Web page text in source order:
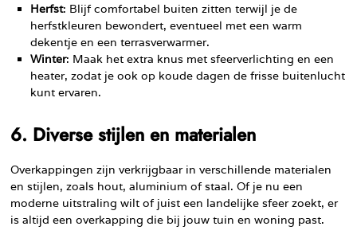
Herfst: Blijf comfortabel buiten zitten terwijl je de
herfstkleuren bewondert, eventueel met een warm
dekentje en een terrasverwarmer.
Winter: Maak het extra knus met sfeerverlichting en een
heater, zodat je ook op koude dagen de frisse buitenlucht
kunt ervaren.
6. Diverse stijlen en materialen
Overkappingen zijn verkrijgbaar in verschillende materialen
en stijlen, zoals hout, aluminium of staal. Of je nu een
moderne uitstraling wilt of juist een landelijke sfeer zoekt, er
is altijd een overkapping die bij jouw tuin en woning past.